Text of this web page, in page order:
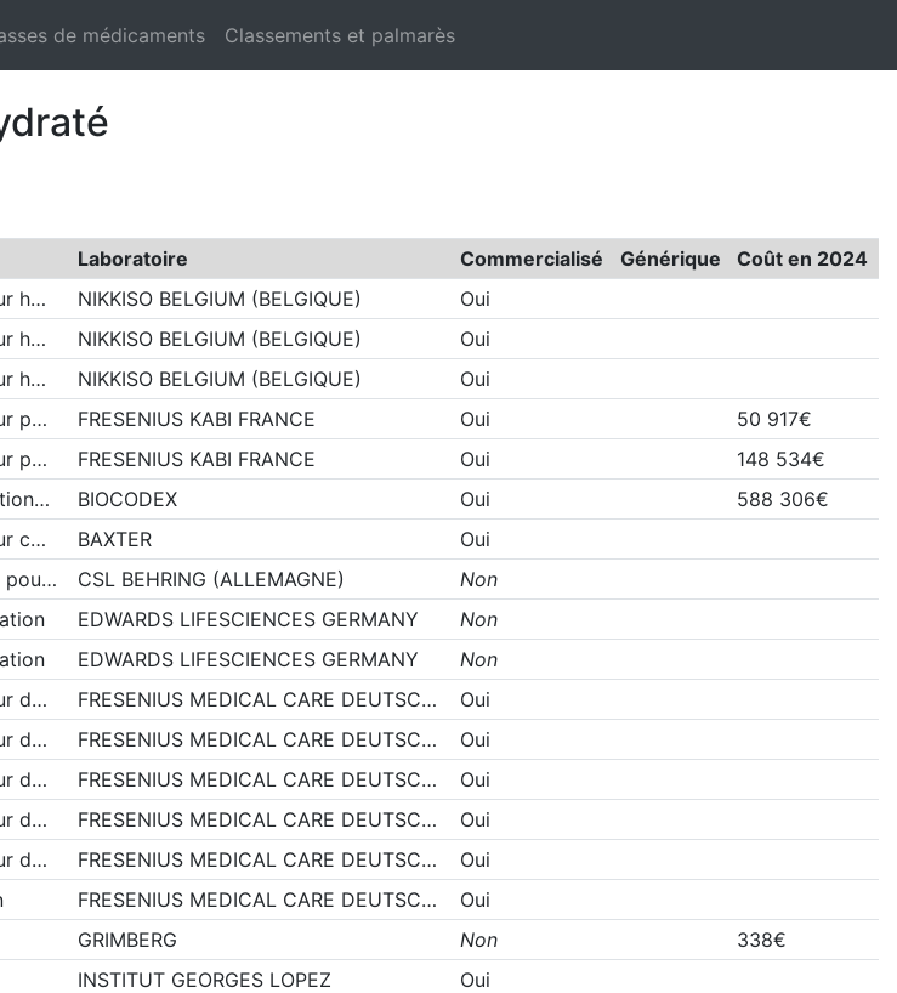
de médicaments Classements et palmarès
Laboratoire Commercialisé Générique
Coût en 2024
h… NIKKISO BELGIUM (BELGIQUE)
Oui
h… NIKKISO BELGIUM (BELGIQUE)
Oui
h… NIKKISO BELGIUM (BELGIQUE)
Oui
p… FRESENIUS KABI FRANCE Oui
50 917€
p… FRESENIUS KABI FRANCE Oui
148 534€
BIOCODEX Oui
588 306€
c… BAXTER
Oui
pou… CSL BEHRING (ALLEMAGNE)
Non
EDWARDS LIFESCIENCES GERMANY
Non
EDWARDS LIFESCIENCES GERMANY
Non
d… FRESENIUS MEDICAL CARE DEUTSC…
Oui
d… FRESENIUS MEDICAL CARE DEUTSC…
Oui
d… FRESENIUS MEDICAL CARE DEUTSC…
Oui
d… FRESENIUS MEDICAL CARE DEUTSC…
Oui
d… FRESENIUS MEDICAL CARE DEUTSC…
Oui
FRESENIUS MEDICAL CARE DEUTSC…
Oui
GRIMBERG Non
338€
INSTITUT GEORGES LOPEZ
Oui